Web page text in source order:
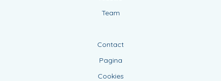
Team
Contact
Pagina
Cookies